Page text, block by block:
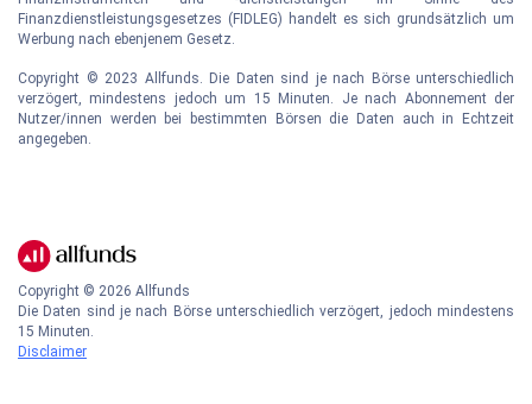
Finanzdienstleistungsgesetzes (FIDLEG) handelt es sich grundsätzlich um
Werbung nach ebenjenem Gesetz.
Copyright © 2023 Allfunds. Die Daten sind je nach Börse unterschiedlich
verzögert, mindestens jedoch um 15 Minuten. Je nach Abonnement der
Nutzer/innen werden bei bestimmten Börsen die Daten auch in Echtzeit
angegeben.
Copyright © 2026 Allfunds
Die Daten sind je nach Börse unterschiedlich verzögert, jedoch mindestens
15 Minuten.
Disclaimer